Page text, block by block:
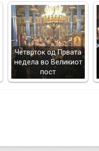
Четврток од Првата
недела во Великиот
пост